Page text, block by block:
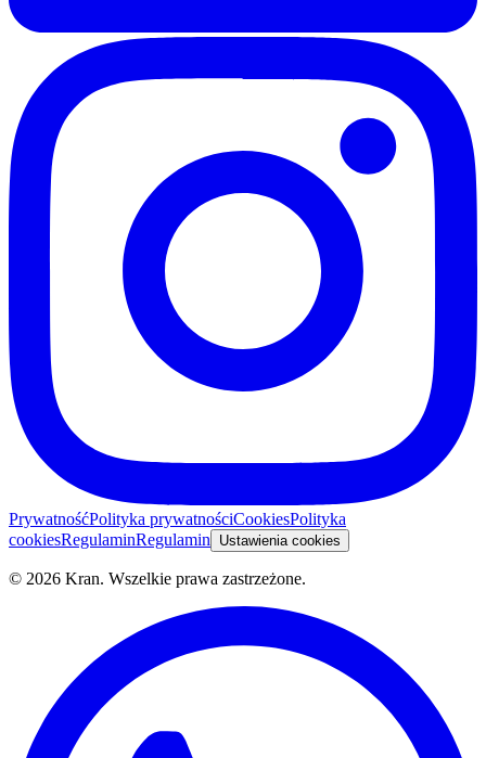
PrywatnośćPolityka prywatnościCookiesPolityka
cookiesRegulaminRegulamin Ustawienia cookies
© 2026 Kran. Wszelkie prawa zastrzeżone.